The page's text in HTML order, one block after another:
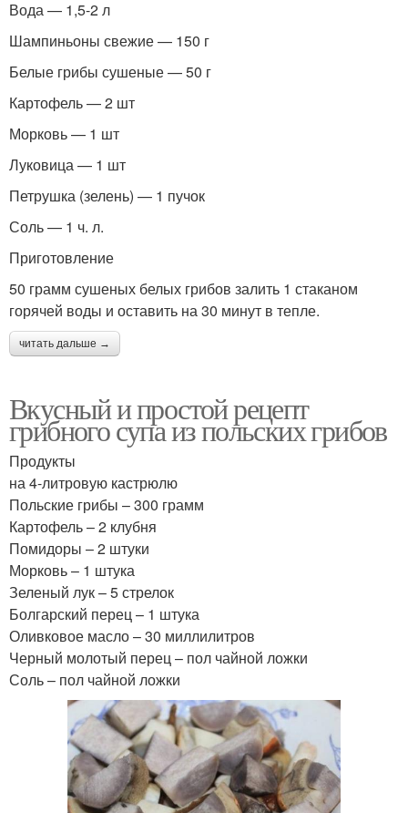
Вода — 1,5-2 л
Шампиньоны свежие — 150 г
Белые грибы сушеные — 50 г
Картофель — 2 шт
Морковь — 1 шт
Луковица — 1 шт
Петрушка (зелень) — 1 пучок
Соль — 1 ч. л.
Приготовление
50 грамм сушеных белых грибов залить 1 стаканом
горячей воды и оставить на 30 минут в тепле.
читать дальше →
Вкусный и простой рецепт
грибного супа из польских грибов
Продукты
на 4-литровую кастрюлю
Польские грибы – 300 грамм
Картофель – 2 клубня
Помидоры – 2 штуки
Морковь – 1 штука
Зеленый лук – 5 стрелок
Болгарский перец – 1 штука
Оливковое масло – 30 миллилитров
Черный молотый перец – пол чайной ложки
Соль – пол чайной ложки